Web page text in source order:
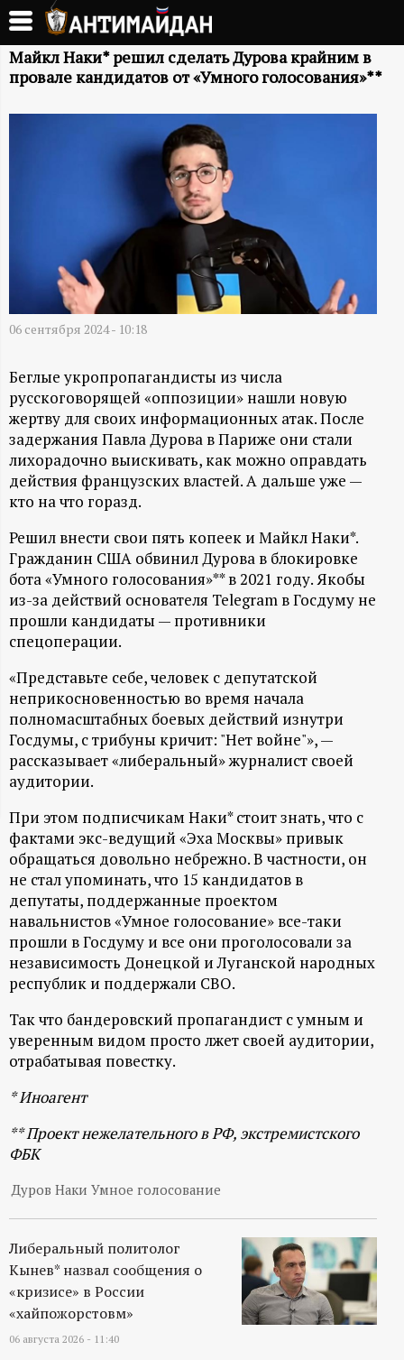
Перейти
основному
содержанию
А
А
Й
А
Н
-
и
н
ф
о
р
м
а
ц
и
о
н
н
ы
й
п
о
р
т
а
Майкл Наки* решил сделать Дурова крайним в
провале кандидатов от «Умного голосования»**
06 сентября 2024 - 10:18
Беглые укропропагандисты из числа
русскоговорящей «оппозиции» нашли новую
жертву для своих информационных атак. После
задержания Павла Дурова в Париже они стали
лихорадочно выискивать, как можно оправдать
действия французских властей. А дальше уже —
кто на что горазд.
Решил внести свои пять копеек и Майкл Наки*.
Гражданин США обвинил Дурова в блокировке
бота «Умного голосования»** в 2021 году. Якобы
из-за действий основателя Telegram в Госдуму не
прошли кандидаты — противники
спецоперации.
«Представьте себе, человек с депутатской
неприкосновенностью во время начала
полномасштабных боевых действий изнутри
Госдумы, с трибуны кричит: "Нет войне"», —
рассказывает «либеральный» журналист своей
аудитории.
При этом подписчикам Наки* стоит знать, что с
фактами экс-ведущий «Эха Москвы» привык
обращаться довольно небрежно. В частности, он
не стал упоминать, что 15 кандидатов в
депутаты, поддержанные проектом
навальнистов «Умное голосование» все-таки
прошли в Госдуму и все они проголосовали за
независимость Донецкой и Луганской народных
республик и поддержали СВО.
Так что бандеровский пропагандист с умным и
уверенным видом просто лжет своей аудитории,
отрабатывая повестку.
* Иноагент
** Проект нежелательного в РФ, экстремистского
ФБК
Дуров Наки Умное голосование
Либеральный политолог
Кынев* назвал сообщения о
«кризисе» в России
«хайпожорстовм»
06 августа 2026 - 11:40